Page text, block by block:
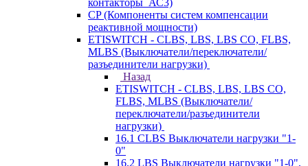
контакторы_АС3)
CP (Компоненты систем компенсации
реактивной мощности)
ETISWITCH - CLBS, LBS, LBS CO, FLBS,
MLBS (Выключатели/переключатели/
разъединители нагрузки)
Назад
ETISWITCH - CLBS, LBS, LBS CO,
FLBS, MLBS (Выключатели/
переключатели/разъединители
нагрузки)
16.1 CLBS Выключатели нагрузки "1-
0"
16.2 LBS Выключатели нагрузки "1-0",